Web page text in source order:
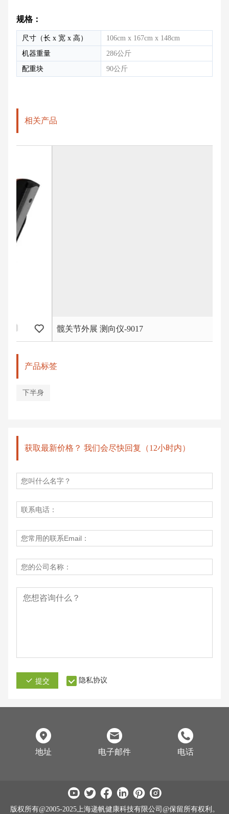
规格：
尺寸（长 x 宽 x 高）
106cm x 167cm x 148cm
机器重量
286公斤
配重块
90公斤
相关产品
髋关节外展 测向仪-9017
产品标签
下半身
获取最新价格？ 我们会尽快回复（12小时内）
提交 隐私协议
地址 电子邮件 电话
版权所有@2005-2025上海递帆健康科技有限公司@保留所有权利。